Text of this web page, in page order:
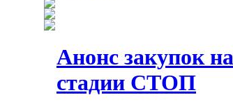
Анонс закупок на
стадии СТОП